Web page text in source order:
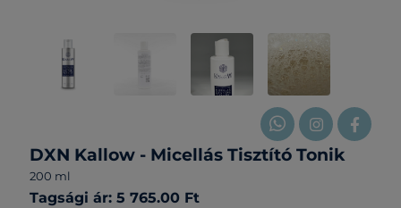
DXN Kallow - Micellás Tisztító Tonik
200 ml
Tagsági ár: 5 765.00 Ft